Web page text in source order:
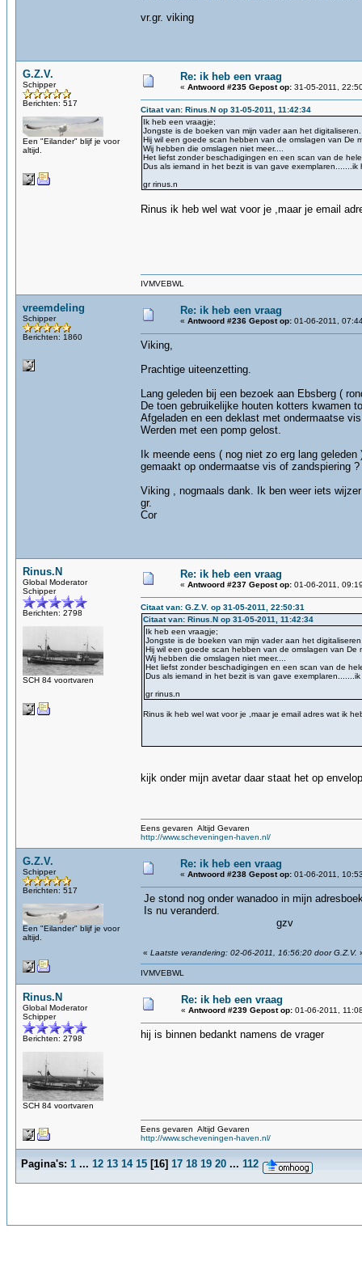
vr.gr. viking
G.Z.V.
Schipper
Berichten: 517
Een "Eilander" blijf je voor
altijd.
Re: ik heb een vraag
« Antwoord #235 Gepost op: 31-05-2011,
Citaat van: Rinus.N op 31-05-2011, 11:42:34
Ik heb een vraagje;
Jongste is de boeken van mijn vader aan het digitaliseren.
Hij wil een goede scan hebben van de omslagen van De
Wij hebben die omslagen niet meer....
Het liefst zonder beschadigingen en een scan van de
Dus als iemand in het bezit is van gave exemplaren.......ik
gr rinus.n
Rinus ik heb wel wat voor je ,maar je email
IVMVEBWL
vreemdeling
Schipper
Berichten: 1860
Re: ik heb een vraag
« Antwoord #236 Gepost op: 01-06-2011,
Viking,
Prachtige uiteenzetting.
Lang geleden bij een bezoek aan Ebsberg (
De toen gebruikelijke houten kotters kwamen
Afgeladen en een deklast met ondermaatse
Werden met een pomp gelost.
Ik meende eens ( nog niet zo erg lang
gemaakt op ondermaatse vis of zandspiering ?
Viking , nogmaals dank. Ik ben weer iets
gr.
Cor
Rinus.N
Global Moderator
Schipper
Berichten: 2798
SCH 84 voortvaren
Re: ik heb een vraag
« Antwoord #237 Gepost op: 01-06-2011,
Citaat van: G.Z.V. op 31-05-2011, 22:50:31
Citaat van: Rinus.N op 31-05-2011, 11:42:34
Ik heb een vraagje;
Jongste is de boeken van mijn vader aan het
Hij wil een goede scan hebben van de omslagen van De
Wij hebben die omslagen niet meer....
Het liefst zonder beschadigingen en een scan van de
Dus als iemand in het bezit is van gave
gr rinus.n
Rinus ik heb wel wat voor je ,maar je email adres wat ik
kijk onder mijn avetar daar staat het op
Eens gevaren Altijd Gevaren
http://www.scheveningen-haven.nl/
G.Z.V.
Schipper
Berichten: 517
Een "Eilander" blijf je voor
altijd.
Re: ik heb een vraag
« Antwoord #238 Gepost op: 01-06-2011,
Je stond nog onder wanadoo in mijn
Is nu veranderd.
gzv
« Laatste verandering: 02-06-2011, 16:56:20 door G.Z.V.
IVMVEBWL
Rinus.N
Global Moderator
Schipper
Berichten: 2798
SCH 84 voortvaren
Re: ik heb een vraag
« Antwoord #239 Gepost op: 01-06-2011,
hij is binnen bedankt namens de vrager
Eens gevaren Altijd Gevaren
http://www.scheveningen-haven.nl/
Pagina's: 1 ... 12 13 14 15 [16] 17 18 19 20 ... 112